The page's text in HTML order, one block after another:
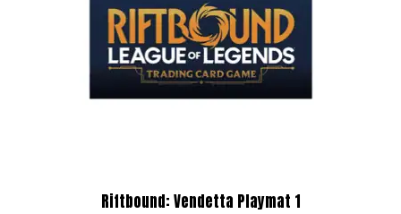
Riftbound: Vendetta Playmat 1